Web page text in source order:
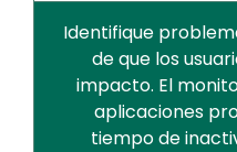
Identifique
de que los
impacto. El
aplicaciones
tiempo de